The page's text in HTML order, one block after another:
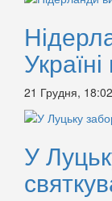
21 Грудня, 18:02
У